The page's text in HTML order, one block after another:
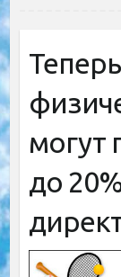
могут
до